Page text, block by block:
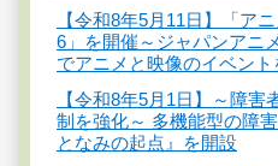
【令和8年5月11日】「ア
6」を開催～ジャパンアニ
でアニメと映像のイベント
【令和8年5月1日】～障
制を強化～ 多機能型の障
となみの起点』を開設